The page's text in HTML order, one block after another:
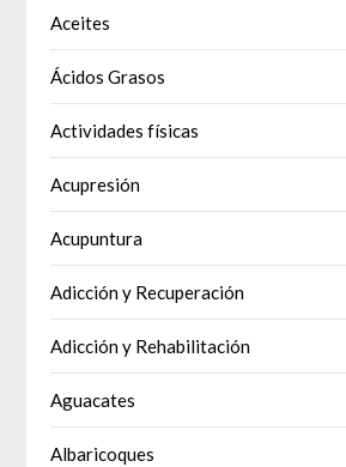
Aceites
Ácidos Grasos
Actividades físicas
Acupresión
Acupuntura
Adicción y Recuperación
Adicción y Rehabilitación
Aguacates
Albaricoques